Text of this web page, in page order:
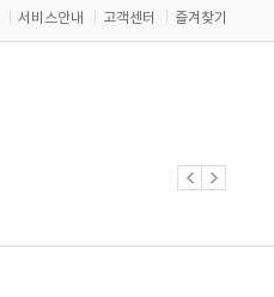
서비스안내 고객센터 즐겨찾기